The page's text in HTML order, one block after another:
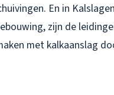
En in
zijn de
met kalkaanslag